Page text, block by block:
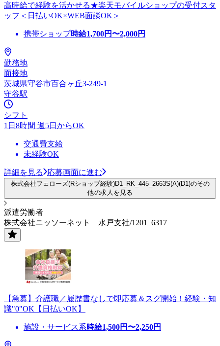
高時給で経験を活かせる★楽天モバイルショップの受付スタ
ッフ＜日払いOK×WEB面談OK＞
携帯ショップ時給1,700円〜2,000円
勤務地
面接地
茨城県守谷市百合ヶ丘3-249-1
守谷駅
シフト
1日8時間 週5日からOK
交通費支給
未経験OK
詳細を見る 応募画面に進む
株式会社フェローズ(Rショップ経験)D1_RK_445_2663S(A)(D1)のその
他の求人を見る
派遣労働者
株式会社ニッソーネット 水戸支社/1201_6317
【急募】介護職／履歴書なしで即応募＆スグ開始！経験・知
識"0"OK【日払いOK】
施設・サービス系時給1,500円〜2,250円